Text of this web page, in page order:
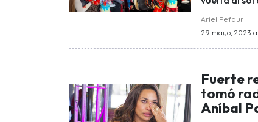
Ariel Pefaur
29 mayo, 2023 a
Fuerte
tomó
Aníbal